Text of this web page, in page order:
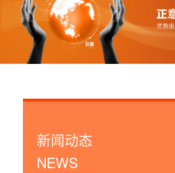
关于我们
产品与服务
客户服务
新闻动态
NEWS